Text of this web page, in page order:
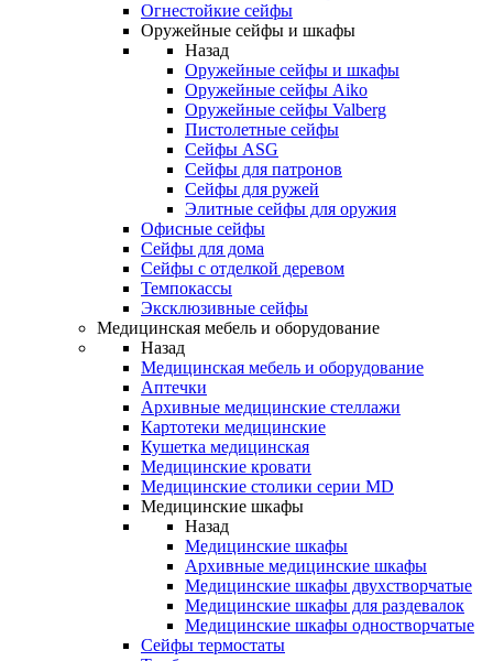
Огнестойкие сейфы
Оружейные сейфы и шкафы
Назад
Оружейные сейфы и шкафы
Оружейные сейфы Aiko
Оружейные сейфы Valberg
Пистолетные сейфы
Сейфы ASG
Сейфы для патронов
Сейфы для ружей
Элитные сейфы для оружия
Офисные сейфы
Сейфы для дома
Сейфы с отделкой деревом
Темпокассы
Эксклюзивные сейфы
Медицинская мебель и оборудование
Назад
Медицинская мебель и оборудование
Аптечки
Архивные медицинские стеллажи
Картотеки медицинские
Кушетка медицинская
Медицинские кровати
Медицинские столики серии MD
Медицинские шкафы
Назад
Медицинские шкафы
Архивные медицинские шкафы
Медицинские шкафы двухстворчатые
Медицинские шкафы для раздевалок
Медицинские шкафы одностворчатые
Сейфы термостаты